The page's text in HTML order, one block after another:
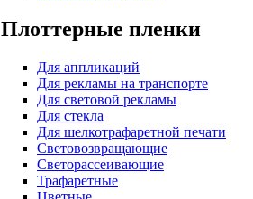
Плоттерные пленки
Для аппликаций
Для рекламы на транспорте
Для световой рекламы
Для стекла
Для шелкотрафаретной печати
Световозвращающие
Светорассеивающие
Трафаретные